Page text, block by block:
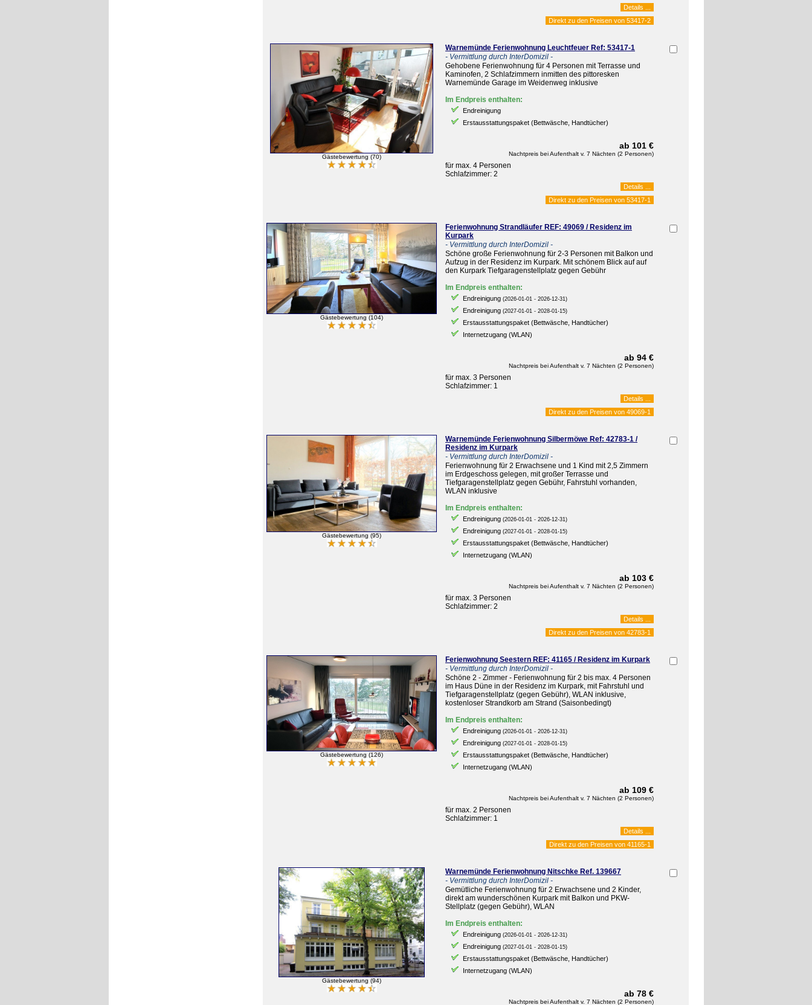
Details ...
Direkt zu den Preisen von53417-2
Gästebewertung (70)
Warnemünde Ferienwohnung Leuchtfeuer Ref: 53417-1
- Vermittlung durch InterDomizil -
Gehobene Ferienwohnung für 4 Personen mit Terrasse und
Kaminofen, 2 Schlafzimmern inmitten des pittoresken
Warnemünde Garage im Weidenweg inklusive
Im Endpreis enthalten:
Endreinigung
Erstausstattungspaket (Bettwäsche, Handtücher)
ab 101 €
Nachtpreis bei Aufenthalt v. 7 Nächten (2 Personen)
für max. 4 Personen
Schlafzimmer: 2
Details ...
Direkt zu den Preisen von53417-1
Gästebewertung (104)
Ferienwohnung Strandläufer REF: 49069 / Residenz im
Kurpark
- Vermittlung durch InterDomizil -
Schöne große Ferienwohnung für 2-3 Personen mit Balkon und
Aufzug in der Residenz im Kurpark. Mit schönem Blick auf auf
den Kurpark Tiefgaragenstellplatz gegen Gebühr
Im Endpreis enthalten:
Endreinigung (2026-01-01 - 2026-12-31)
Endreinigung (2027-01-01 - 2028-01-15)
Erstausstattungspaket (Bettwäsche, Handtücher)
Internetzugang (WLAN)
ab 94 €
Nachtpreis bei Aufenthalt v. 7 Nächten (2 Personen)
für max. 3 Personen
Schlafzimmer: 1
Details ...
Direkt zu den Preisen von49069-1
Gästebewertung (95)
Warnemünde Ferienwohnung Silbermöwe Ref: 42783-1 /
Residenz im Kurpark
- Vermittlung durch InterDomizil -
Ferienwohnung für 2 Erwachsene und 1 Kind mit 2,5 Zimmern
im Erdgeschoss gelegen, mit großer Terrasse und
Tiefgaragenstellplatz gegen Gebühr, Fahrstuhl vorhanden,
WLAN inklusive
Im Endpreis enthalten:
Endreinigung (2026-01-01 - 2026-12-31)
Endreinigung (2027-01-01 - 2028-01-15)
Erstausstattungspaket (Bettwäsche, Handtücher)
Internetzugang (WLAN)
ab 103 €
Nachtpreis bei Aufenthalt v. 7 Nächten (2 Personen)
für max. 3 Personen
Schlafzimmer: 2
Details ...
Direkt zu den Preisen von42783-1
Gästebewertung (126)
Ferienwohnung Seestern REF: 41165 / Residenz im Kurpark
- Vermittlung durch InterDomizil -
Schöne 2 - Zimmer - Ferienwohnung für 2 bis max. 4 Personen
im Haus Düne in der Residenz im Kurpark, mit Fahrstuhl und
Tiefgaragenstellplatz (gegen Gebühr), WLAN inklusive,
kostenloser Strandkorb am Strand (Saisonbedingt)
Im Endpreis enthalten:
Endreinigung (2026-01-01 - 2026-12-31)
Endreinigung (2027-01-01 - 2028-01-15)
Erstausstattungspaket (Bettwäsche, Handtücher)
Internetzugang (WLAN)
ab 109 €
Nachtpreis bei Aufenthalt v. 7 Nächten (2 Personen)
für max. 2 Personen
Schlafzimmer: 1
Details ...
Direkt zu den Preisen von41165-1
Gästebewertung (94)
Warnemünde Ferienwohnung Nitschke Ref. 139667
- Vermittlung durch InterDomizil -
Gemütliche Ferienwohnung für 2 Erwachsene und 2 Kinder,
direkt am wunderschönen Kurpark mit Balkon und PKW-
Stellplatz (gegen Gebühr), WLAN
Im Endpreis enthalten:
Endreinigung (2026-01-01 - 2026-12-31)
Endreinigung (2027-01-01 - 2028-01-15)
Erstausstattungspaket (Bettwäsche, Handtücher)
Internetzugang (WLAN)
ab 78 €
Nachtpreis bei Aufenthalt v. 7 Nächten (2 Personen)